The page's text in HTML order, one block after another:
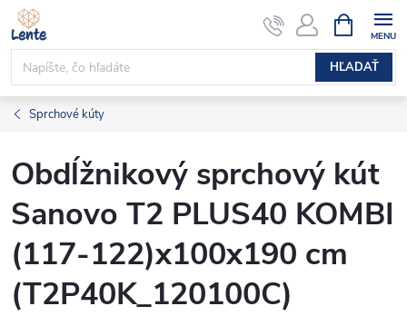
Prejsť
na
obsah
HĽADAŤ
KOŠÍK
Sprchové kúty
Obdĺžnikový sprchový kút
Sanovo T2 PLUS40 KOMBI
(117-122)x100x190 cm
(T2P40K_120100C)